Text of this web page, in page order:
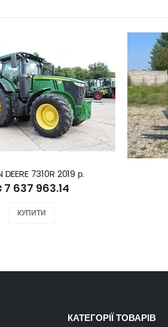
DEERE 7310R 2019 р.
7 637 963.14
КУПИТИ
КАТЕГОРІЇ ТОВАРІВ